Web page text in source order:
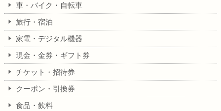
車・バイク・自転車
旅行・宿泊
家電・デジタル機器
現金・金券・ギフト券
チケット・招待券
クーポン・引換券
食品・飲料